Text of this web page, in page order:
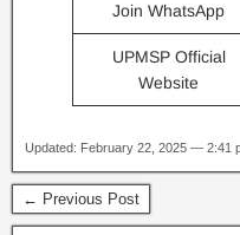
Join WhatsApp
UPMSP Official
Website
Updated: February 22, 2025 — 2:41
← Previous Post